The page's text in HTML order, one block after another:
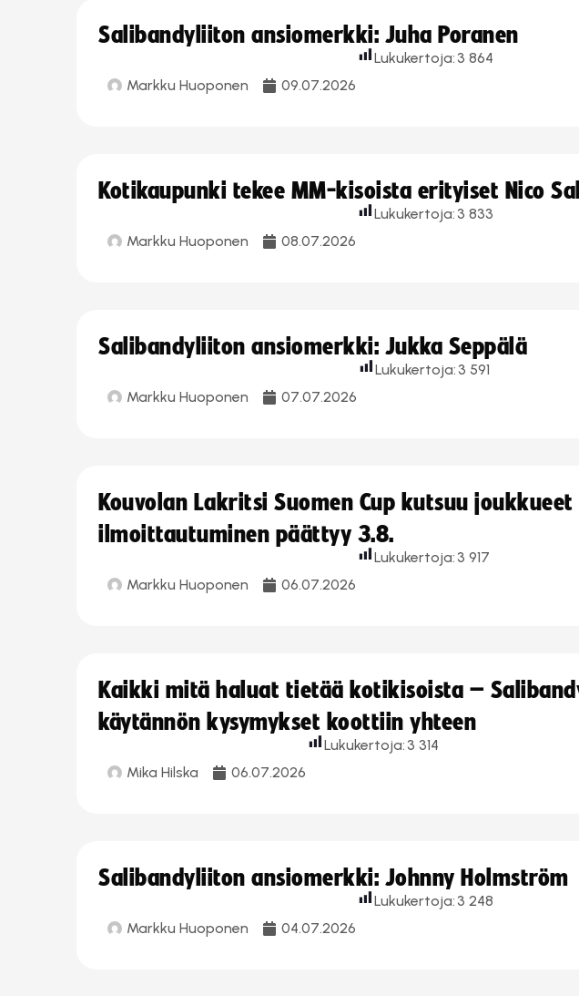
Salibandyliiton ansiomerkki: Juha Poranen
Markku Huoponen 09.07.2026
Lukukertoja: 3 864
Kotikaupunki tekee MM-kisoista erityiset Nico
Markku Huoponen 08.07.2026
Lukukertoja: 3 833
Salibandyliiton ansiomerkki: Jukka Seppälä
Markku Huoponen 07.07.2026
Lukukertoja: 3 591
Kouvolan Lakritsi Suomen Cup kutsuu
ilmoittautuminen päättyy 3.8.
Markku Huoponen 06.07.2026
Lukukertoja: 3 917
Kaikki mitä haluat tietää kotikisoista –
käytännön kysymykset koottiin yhteen
Mika Hilska 06.07.2026
Lukukertoja: 3 314
Salibandyliiton ansiomerkki: Johnny Holmström
Markku Huoponen 04.07.2026
Lukukertoja: 3 248